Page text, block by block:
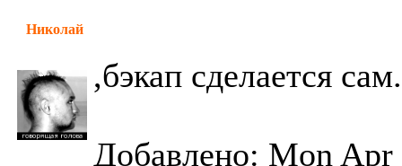
Николай
,бэкап сделается
Добавлено: Mon Apr